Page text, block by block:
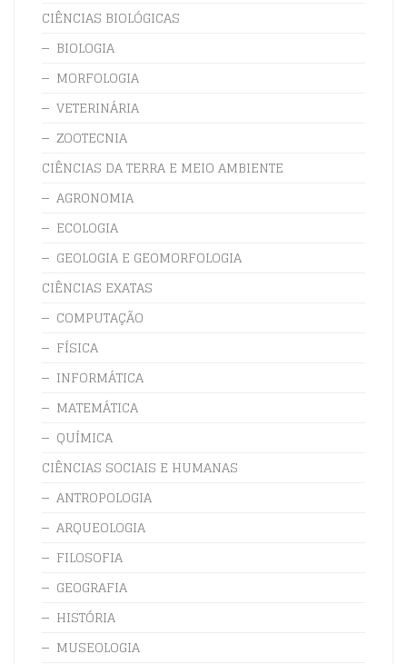
CIÊNCIAS BIOLÓGICAS
BIOLOGIA
MORFOLOGIA
VETERINÁRIA
ZOOTECNIA
CIÊNCIAS DA TERRA E MEIO AMBIENTE
AGRONOMIA
ECOLOGIA
GEOLOGIA E GEOMORFOLOGIA
CIÊNCIAS EXATAS
COMPUTAÇÃO
FÍSICA
INFORMÁTICA
MATEMÁTICA
QUÍMICA
CIÊNCIAS SOCIAIS E HUMANAS
ANTROPOLOGIA
ARQUEOLOGIA
FILOSOFIA
GEOGRAFIA
HISTÓRIA
MUSEOLOGIA